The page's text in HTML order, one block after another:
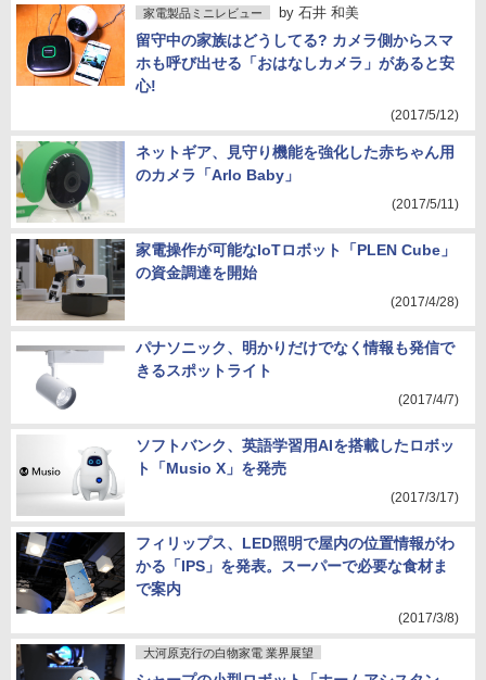
家電製品ミニレビュー by 石井 和美
留守中の家族はどうしてる? カメラ側からスマ
ホも呼び出せる「おはなしカメラ」があると安
心!
(2017/5/12)
ネットギア、見守り機能を強化した赤ちゃん用
のカメラ「Arlo Baby」
(2017/5/11)
家電操作が可能なIoTロボット「PLEN Cube」
の資金調達を開始
(2017/4/28)
パナソニック、明かりだけでなく情報も発信で
きるスポットライト
(2017/4/7)
ソフトバンク、英語学習用AIを搭載したロボッ
ト「Musio X」を発売
(2017/3/17)
フィリップス、LED照明で屋内の位置情報がわ
かる「IPS」を発表。スーパーで必要な食材ま
で案内
(2017/3/8)
大河原克行の白物家電 業界展望